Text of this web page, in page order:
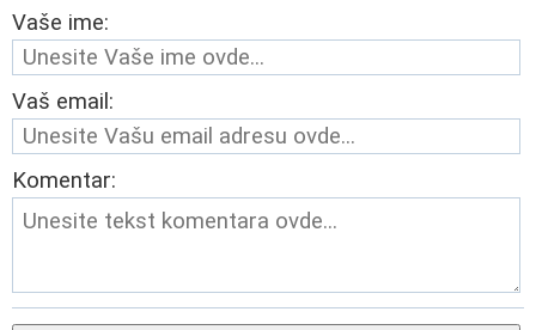
Vaše ime:
Vaš email:
Komentar: